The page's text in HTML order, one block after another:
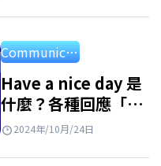
Communication
Have a nice day 是
什麼？各種回應「祝
你有美好的一天」的
2024年/10月/24日